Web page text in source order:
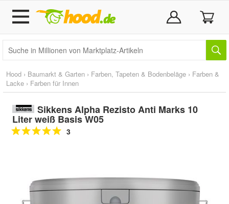
Hood › Baumarkt & Garten › Farben, Tapeten & Bodenbeläge › Farben &
Lacke › Farben für Innen
Sikkens Alpha Rezisto Anti Marks 10
Liter weiß Basis W05
3